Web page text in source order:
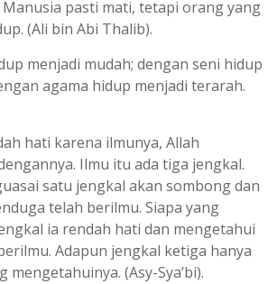
Manusia pasti mati, tetapi orang yang
(Ali bin Abi Thalib).
menjadi mudah; dengan seni hidup
agama hidup menjadi terarah.
hati karena ilmunya, Allah
Ilmu itu ada tiga jengkal.
satu jengkal akan sombong dan
telah berilmu. Siapa yang
ia rendah hati dan mengetahui
Adapun jengkal ketiga hanya
mengetahuinya. (Asy-Sya’bi).